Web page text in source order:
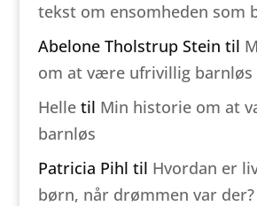
tekst om ensomheden som
Abelone Tholstrup Stein til
om at være ufrivillig barnløs
Helletil Min historie om at
barnløs
Patricia Pihl til Hvordan er
børn, når drømmen var der?